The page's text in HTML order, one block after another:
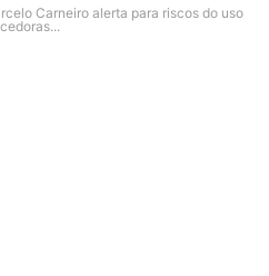
Carneiro alerta para riscos do uso